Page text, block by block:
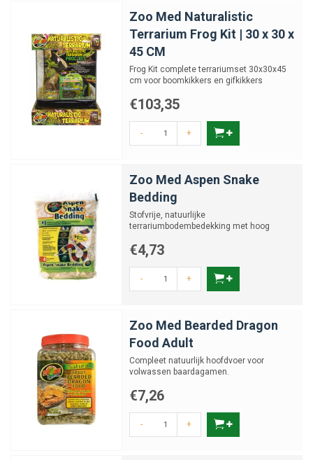
Zoo Med Naturalistic
Terrarium Frog Kit | 30 x 30 x
45 CM
Frog Kit complete terrariumset 30x30x45
cm voor boomkikkers en gifkikkers
€103,35
- +
Zoo Med Aspen Snake
Bedding
Stofvrije, natuurlijke
terrariumbodembedekking met hoog
€4,73
- +
Zoo Med Bearded Dragon
Food Adult
Compleet natuurlijk hoofdvoer voor
volwassen baardagamen.
€7,26
- +